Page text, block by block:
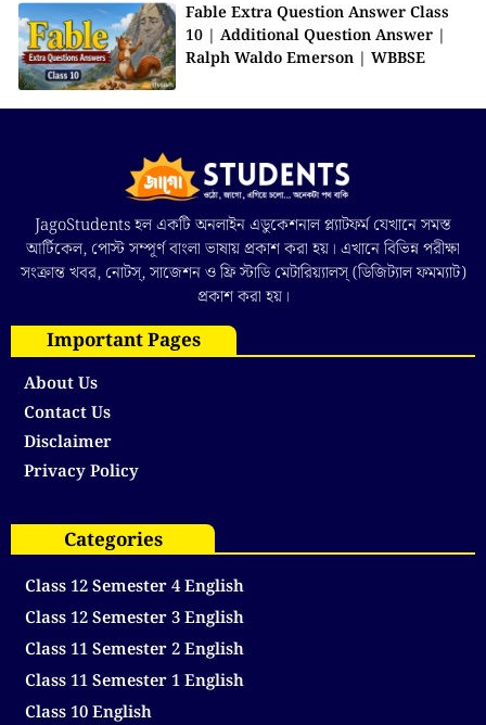
Fable Extra Question Answer Class
10 | Additional Question Answer |
Ralph Waldo Emerson | WBBSE
JagoStudents হল একটি অনলাইন এডুকেশনাল প্ল্যাটফর্ম যেখানে সমস্ত
আর্টিকেল, পোস্ট সম্পূর্ণ বাংলা ভাষায় প্রকাশ করা হয়। এখানে বিভিন্ন পরীক্ষা
সংক্রান্ত খবর, নোটস্, সাজেশন ও ফ্রি স্টাডি মেটারিয়্যালস্ (ডিজিট্যাল ফমম্যাট)
প্রকাশ করা হয়।
Important Pages
About Us
Contact Us
Disclaimer
Privacy Policy
Categories
Class 12 Semester 4 English
Class 12 Semester 3 English
Class 11 Semester 2 English
Class 11 Semester 1 English
Class 10 English